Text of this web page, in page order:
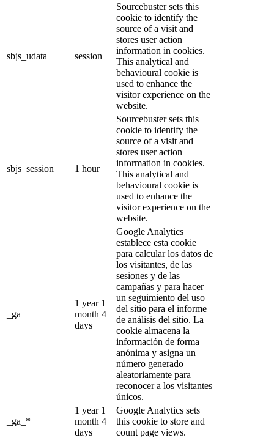
sbjs_udata session
Sourcebuster sets this
cookie to identify the
source of a visit and
stores user action
information in cookies.
This analytical and
behavioural cookie is
used to enhance the
visitor experience on the
website.
sbjs_session 1 hour
Sourcebuster sets this
cookie to identify the
source of a visit and
stores user action
information in cookies.
This analytical and
behavioural cookie is
used to enhance the
visitor experience on the
website.
_ga
1 year 1
month 4
days
Google Analytics
establece esta cookie
para calcular los datos de
los visitantes, de las
sesiones y de las
campañas y para hacer
un seguimiento del uso
del sitio para el informe
de análisis del sitio. La
cookie almacena la
información de forma
anónima y asigna un
número generado
aleatoriamente para
reconocer a los visitantes
únicos.
_ga_*
1 year 1
month 4
days
Google Analytics sets
this cookie to store and
count page views.